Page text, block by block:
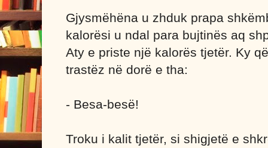
Gjysmëhëna u zhduk prapa
kalorësi u ndal para bujtinës aq
Aty e priste një kalorës tjetër. Ky
trastëz në dorë e tha:
- Besa-besë!
Troku i kalit tjetër, si shigjetë e